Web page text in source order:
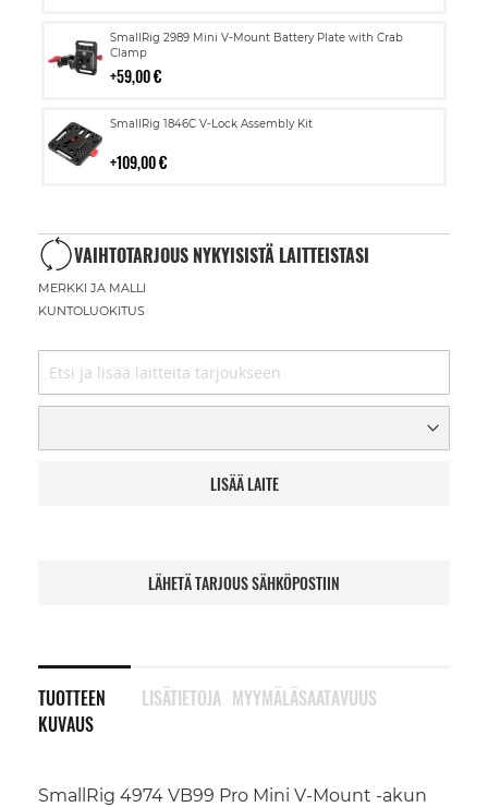
SmallRig 2989 Mini V-Mount Battery Plate with Crab
Clamp
59,00 €
Lisää
ostoskoriin
SmallRig 1846C V-Lock Assembly Kit
109,00 €
Lisää
VAIHTOTARJOUS NYKYISISTÄ LAITTEISTASI
MERKKI JA MALLI
KUNTOLUOKITUS
LISÄÄ LAITE
LÄHETÄ TARJOUS SÄHKÖPOSTIIN
TUOTTEEN
KUVAUS
SmallRig 4974 VB99 Pro Mini V-Mount -akun
LISÄTIETOJA MYYMÄLÄSAATAVUUS